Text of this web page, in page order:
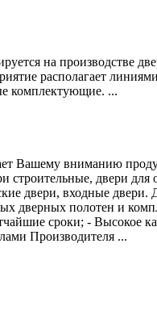
на производстве
располагает
комплектующие. ...
Вашему вниманию
строительные, двери
двери, входные двери.
дверных полотен и
сроки; - Высокое
Производителя ...